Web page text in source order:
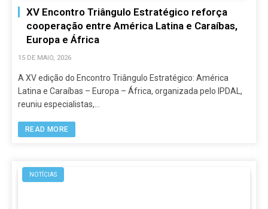
XV Encontro Triângulo Estratégico reforça
cooperação entre América Latina e Caraíbas,
Europa e África
15 DE MAIO, 2026
A XV edição do Encontro Triângulo Estratégico: América
Latina e Caraíbas – Europa – África, organizada pelo IPDAL,
reuniu especialistas,…
READ MORE
NOTÍCIAS